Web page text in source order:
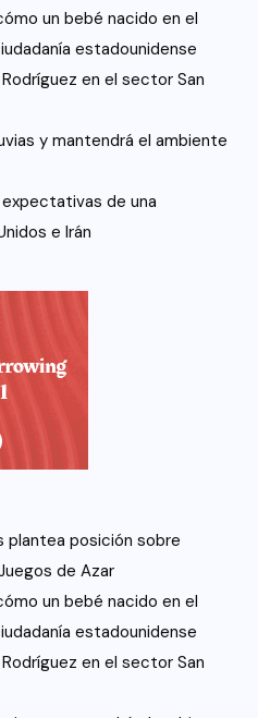
un bebé nacido en el
estadounidense
en el sector San
y mantendrá el ambiente
de una
e Irán
posición sobre
de Azar
un bebé nacido en el
estadounidense
en el sector San